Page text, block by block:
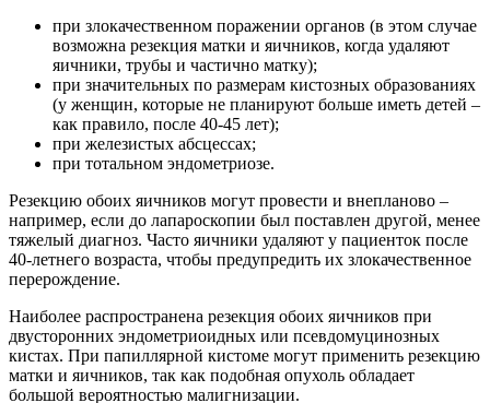
при злокачественном поражении органов (в этом случае
возможна резекция матки и яичников, когда удаляют
яичники, трубы и частично матку);
при значительных по размерам кистозных образованиях
(у женщин, которые не планируют больше иметь детей –
как правило, после 40-45 лет);
при железистых абсцессах;
при тотальном эндометриозе.
Резекцию обоих яичников могут провести и внепланово –
например, если до лапароскопии был поставлен другой, менее
тяжелый диагноз. Часто яичники удаляют у пациенток после
40-летнего возраста, чтобы предупредить их злокачественное
перерождение.
Наиболее распространена резекция обоих яичников при
двусторонних эндометриоидных или псевдомуцинозных
кистах. При папиллярной кистоме могут применить резекцию
матки и яичников, так как подобная опухоль обладает
большой вероятностью малигнизации.